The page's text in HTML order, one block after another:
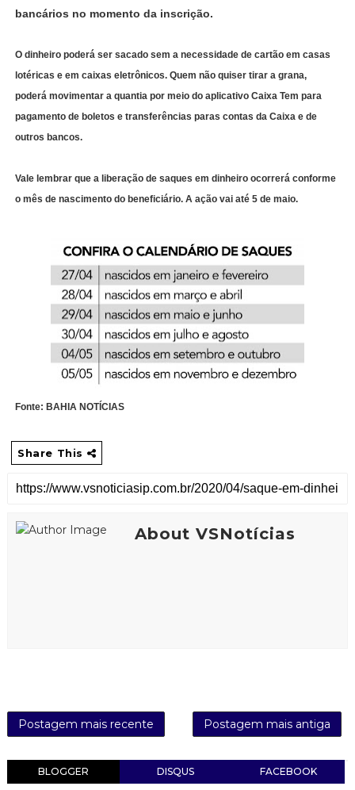
bancários no momento da inscrição.
O dinheiro poderá ser sacado sem a necessidade de cartão em casas
lotéricas e em caixas eletrônicos. Quem não quiser tirar a grana,
poderá movimentar a quantia por meio do aplicativo Caixa Tem para
pagamento de boletos e transferências paras contas da Caixa e de
outros bancos.
Vale lembrar que a liberação de saques em dinheiro ocorrerá conforme
o mês de nascimento do beneficiário. A ação vai até 5 de maio.
Fonte: BAHIA NOTÍCIAS
Share This
About VSNotícias
Postagem mais recente Postagem mais antiga
BLOGGER DISQUS FACEBOOK